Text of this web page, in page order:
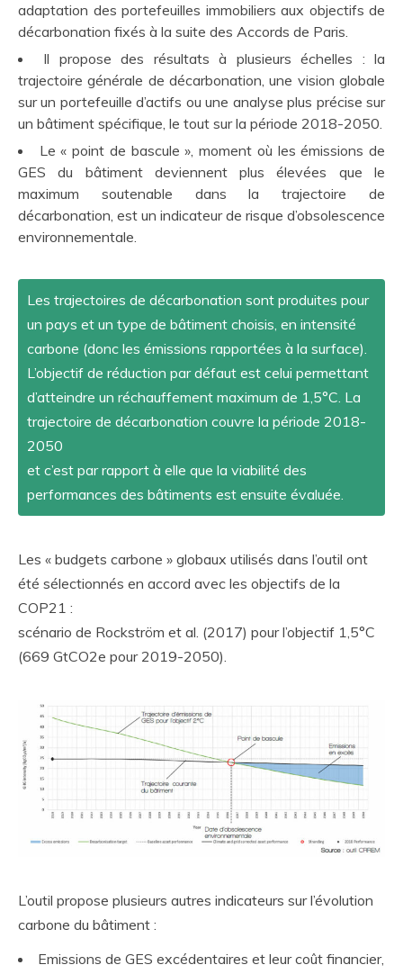
adaptation des portefeuilles immobiliers aux objectifs de
décarbonation fixés à la suite des Accords de Paris.
Il propose des résultats à plusieurs échelles : la
trajectoire générale de décarbonation, une vision globale
sur un portefeuille d’actifs ou une analyse plus précise sur
un bâtiment spécifique, le tout sur la période 2018-2050.
Le « point de bascule », moment où les émissions de
GES du bâtiment deviennent plus élevées que le
maximum soutenable dans la trajectoire de
décarbonation, est un indicateur de risque d’obsolescence
environnementale.
Les trajectoires de décarbonation sont produites pour
un pays et un type de bâtiment choisis, en intensité
carbone (donc les émissions rapportées à la surface).
L’objectif de réduction par défaut est celui permettant
d’atteindre un réchauffement maximum de 1,5°C. La
trajectoire de décarbonation couvre la période 2018-
2050
et c’est par rapport à elle que la viabilité des
performances des bâtiments est ensuite évaluée.
Les « budgets carbone » globaux utilisés dans l’outil ont
été sélectionnés en accord avec les objectifs de la
COP21 :
scénario de Rockström et al. (2017) pour l’objectif 1,5°C
(669 GtCO2e pour 2019-2050).
L’outil propose plusieurs autres indicateurs sur l’évolution
carbone du bâtiment :
Emissions de GES excédentaires et leur coût financier,